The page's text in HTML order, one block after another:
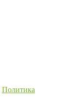
Политика